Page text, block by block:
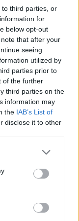
third parties, or
for
below opt-out
that after your
seeing
utilized by
parties prior to
of the further
third parties on the
information may
the IAB’s List of
disclose it to other
,juega al tenis
de
amateursegún
99,000 libras
a segunda
10,000
según las
Su